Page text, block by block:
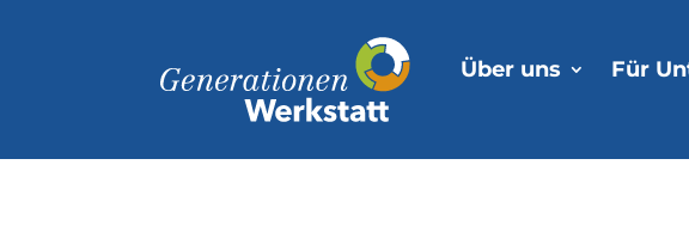
Über uns Für